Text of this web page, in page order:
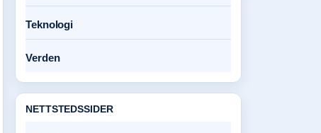
Teknologi
Verden
NETTSTEDSSIDER